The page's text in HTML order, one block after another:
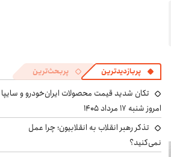
پربازدیدترین پربحث‌ترین
تکان شدید قیمت محصولات ایران‌خودرو و سایپا
امروز شنبه ۱۷ مرداد ۱۴۰۵
تذکر رهبر انقلاب به انقلابیون؛ چرا عمل
نمی‌کنید؟